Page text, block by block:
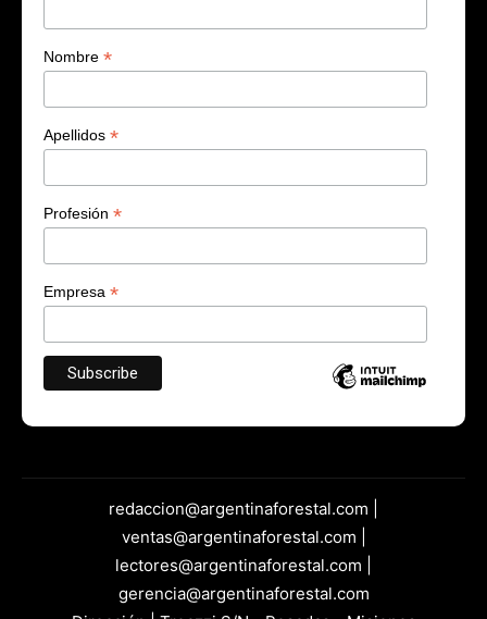
Nombre *
Apellidos *
Profesión *
Empresa *
redaccion@argentinaforestal.com |
ventas@argentinaforestal.com |
lectores@argentinaforestal.com |
gerencia@argentinaforestal.com